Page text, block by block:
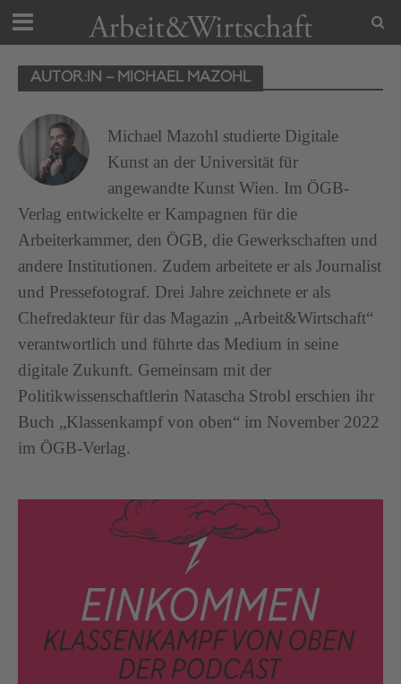
AUTOR:IN – MICHAEL MAZOHL
Michael Mazohl studierte Digitale
Kunst an der Universität für
angewandte Kunst Wien. Im ÖGB-
Verlag entwickelte er Kampagnen für die
Arbeiterkammer, den ÖGB, die Gewerkschaften und
andere Institutionen. Zudem arbeitete er als Journalist
und Pressefotograf. Drei Jahre zeichnete er als
Chefredakteur für das Magazin „Arbeit&Wirtschaft“
verantwortlich und führte das Medium in seine
digitale Zukunft. Gemeinsam mit der
Politikwissenschaftlerin Natascha Strobl erschien ihr
Buch „Klassenkampf von oben“ im November 2022
im ÖGB-Verlag.